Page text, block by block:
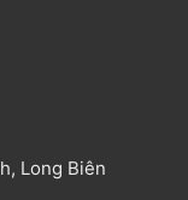
Long Biên